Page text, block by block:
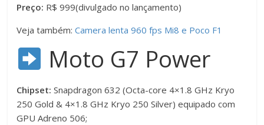
Preço: R$ 999(divulgado no lançamento)
Veja também:Camera lenta 960 fps Mi8 e Poco F1
Moto G7 Power
Chipset: Snapdragon 632 (Octa-core 4×1.8 GHz Kryo
250 Gold & 4×1.8 GHz Kryo 250 Silver) equipado com
GPU Adreno 506;